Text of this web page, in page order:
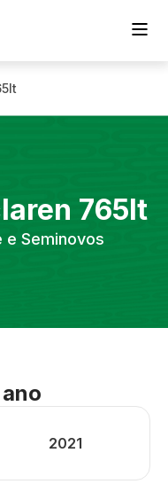
765lt
e Seminovos
2021